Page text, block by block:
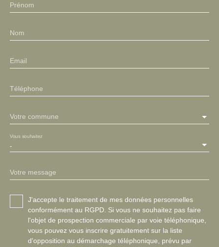
Prénom
Nom
Email
Téléphone
Votre commune
-
Vous souhaitez
Votre message
J'accepte le traitement de mes données personnelles
conformément au RGPD. Si vous ne souhaitez pas faire
l'objet de prospection commerciale par voie téléphonique,
vous pouvez vous inscrire gratuitement sur la liste
d'opposition au démarchage téléphonique, prévu par